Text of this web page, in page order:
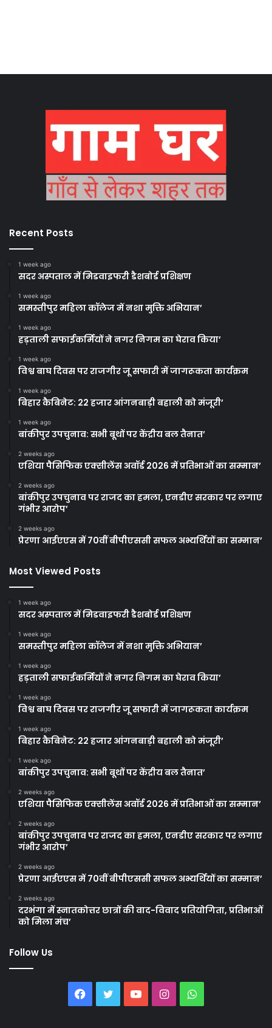
Recent Posts
1 week ago
सदर अस्पताल में मिडवाइफरी डैशबोर्ड प्रशिक्षण
1 week ago
समस्तीपुर महिला कॉलेज में नशा मुक्ति अभियान’
1 week ago
हड़ताली सफाईकर्मियों ने नगर निगम का घेराव किया’
1 week ago
विश्व बाघ दिवस पर राजगीर जू सफारी में जागरूकता कार्यक्रम
1 week ago
बिहार कैबिनेट: 22 हजार आंगनबाड़ी बहाली को मंजूरी’
1 week ago
बांकीपुर उपचुनाव: सभी बूथों पर केंद्रीय बल तैनात’
2 weeks ago
एशिया पैसिफिक एक्सीलेंस अवॉर्ड 2026 में प्रतिभाओं का सम्मान’
2 weeks ago
बांकीपुर उपचुनाव पर राजद का हमला, एनडीए सरकार पर लगाए
गंभीर आरोप’
2 weeks ago
प्रेरणा आईएएस में 70वीं बीपीएससी सफल अभ्यर्थियों का सम्मान’
Most Viewed Posts
1 week ago
सदर अस्पताल में मिडवाइफरी डैशबोर्ड प्रशिक्षण
1 week ago
समस्तीपुर महिला कॉलेज में नशा मुक्ति अभियान’
1 week ago
हड़ताली सफाईकर्मियों ने नगर निगम का घेराव किया’
1 week ago
विश्व बाघ दिवस पर राजगीर जू सफारी में जागरूकता कार्यक्रम
1 week ago
बिहार कैबिनेट: 22 हजार आंगनबाड़ी बहाली को मंजूरी’
1 week ago
बांकीपुर उपचुनाव: सभी बूथों पर केंद्रीय बल तैनात’
2 weeks ago
एशिया पैसिफिक एक्सीलेंस अवॉर्ड 2026 में प्रतिभाओं का सम्मान’
2 weeks ago
बांकीपुर उपचुनाव पर राजद का हमला, एनडीए सरकार पर लगाए
गंभीर आरोप’
2 weeks ago
प्रेरणा आईएएस में 70वीं बीपीएससी सफल अभ्यर्थियों का सम्मान’
2 weeks ago
दरभंगा में स्नातकोत्तर छात्रों की वाद-विवाद प्रतियोगिता, प्रतिभाओं
को मिला मंच’
Follow Us
Facebook
TwitterYouTubeInstagramWhatsApp